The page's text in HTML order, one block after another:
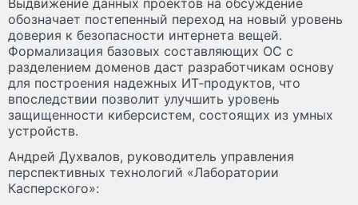
Выдвижение данных проектов на обсуждение
обозначает постепенный переход на новый уровень
доверия к безопасности интернета вещей.
Формализация базовых составляющих ОС с
разделением доменов даст разработчикам основу
для построения надежных ИТ-продуктов, что
впоследствии позволит улучшить уровень
защищенности киберсистем, состоящих из умных
устройств.
Андрей Духвалов, руководитель управления
перспективных технологий «Лаборатории
Касперского»: